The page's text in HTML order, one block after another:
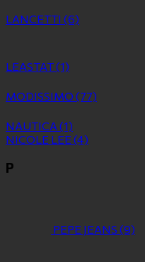
LANCETTI (6)
LEASTAT(1)
MODISSIMO (77)
NAUTICA (1)
NICOLE LEE (4)
P
PEPE JEANS (9)